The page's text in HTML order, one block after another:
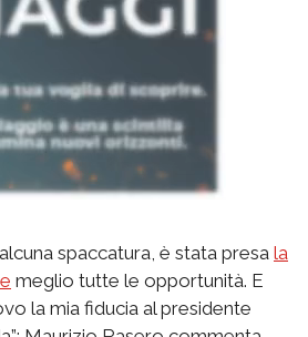
spaccatura, è stata presa la
meglio tutte le opportunità. E
la mia fiducia al presidente